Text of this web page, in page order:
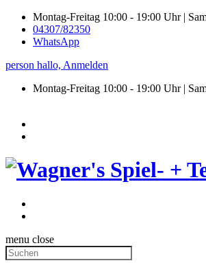
Montag-Freitag 10:00 - 19:00 Uhr |
04307/82350
WhatsApp
person hallo, Anmelden
Montag-Freitag 10:00 - 19:00 Uhr |
menu close